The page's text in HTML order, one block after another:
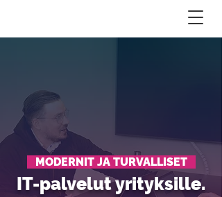
MODERNIT JA TURVALLISET
IT-palvelut yrityksille.